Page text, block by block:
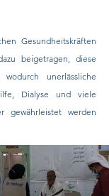
Gesundheitskräften
beigetragen, diese
unerlässliche
Dialyse und viele
gewährleistet werden